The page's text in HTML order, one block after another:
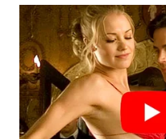
PADANG
LAWAS
WN
SUMEDANG
WN